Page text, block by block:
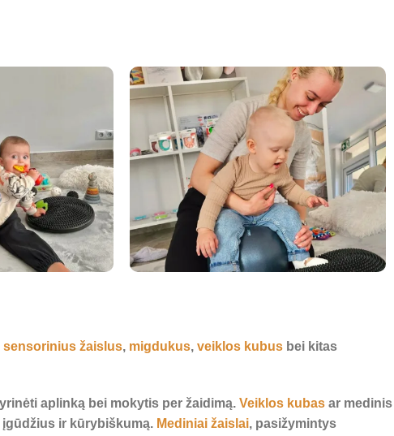
sensorinius žaislus, migdukus, veiklos kubus bei kitas
aplinką bei mokytis per žaidimą. Veiklos kubas ar medinis
ir kūrybiškumą. Mediniai žaislai, pasižymintys